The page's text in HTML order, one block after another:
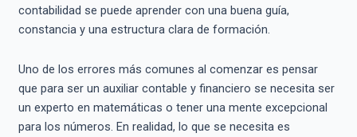
contabilidad se puede aprender con una buena guía,
constancia y una estructura clara de formación.
Uno de los errores más comunes al comenzar es pensar
que para ser un auxiliar contable y financiero se necesita ser
un experto en matemáticas o tener una mente excepcional
para los números. En realidad, lo que se necesita es